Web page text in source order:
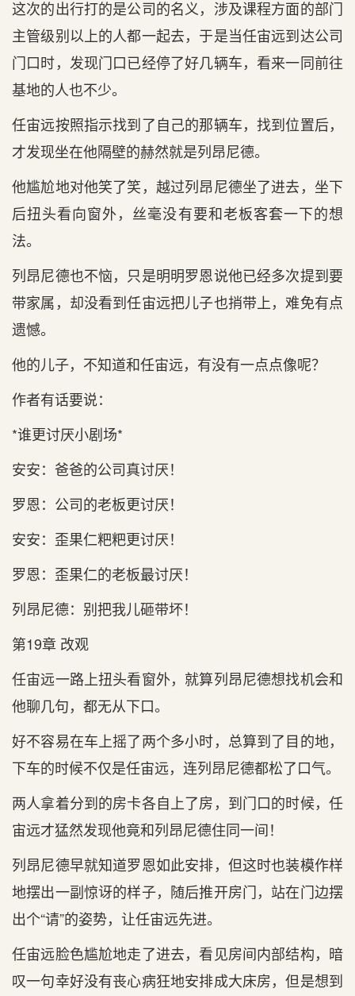
这次的出行打的是公司的名义，涉及课程方面的部门
主管级别以上的人都一起去，于是当任宙远到达公司
门口时，发现门口已经停了好几辆车，看来一同前往
基地的人也不少。
任宙远按照指示找到了自己的那辆车，找到位置后，
才发现坐在他隔壁的赫然就是列昂尼德。
他尴尬地对他笑了笑，越过列昂尼德坐了进去，坐下
后扭头看向窗外，丝毫没有要和老板客套一下的想
法。
列昂尼德也不恼，只是明明罗恩说他已经多次提到要
带家属，却没看到任宙远把儿子也捎带上，难免有点
遗憾。
他的儿子，不知道和任宙远，有没有一点点像呢？
作者有话要说：
*谁更讨厌小剧场*
安安：爸爸的公司真讨厌！
罗恩：公司的老板更讨厌！
安安：歪果仁粑粑更讨厌！
罗恩：歪果仁的老板最讨厌！
列昂尼德：别把我儿砸带坏！
第19章 改观
任宙远一路上扭头看窗外，就算列昂尼德想找机会和
他聊几句，都无从下口。
好不容易在车上摇了两个多小时，总算到了目的地，
下车的时候不仅是任宙远，连列昂尼德都松了口气。
两人拿着分到的房卡各自上了房，到门口的时候，任
宙远才猛然发现他竟和列昂尼德住同一间！
列昂尼德早就知道罗恩如此安排，但这时也装模作样
地摆出一副惊讶的样子，随后推开房门，站在门边摆
出个“请”的姿势，让任宙远先进。
任宙远脸色尴尬地走了进去，看见房间内部结构，暗
叹一句幸好没有丧心病狂地安排成大床房，但是想到